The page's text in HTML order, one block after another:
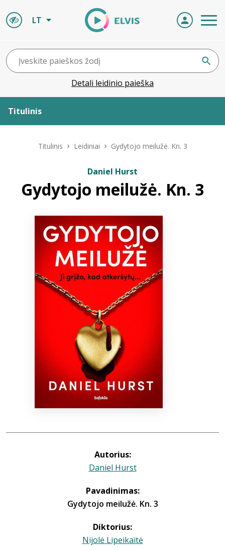
LT
Detali leidinio paieška
Titulinis
ELVIS atvyksta
Naujienos
Bibliotekoms
Titulinis Leidiniai Gydytojo meilužė. Kn. 3
Daniel Hurst
Gydytojo meilužė. Kn. 3
Autorius:
Daniel Hurst
Pavadinimas:
Gydytojo meilužė. Kn. 3
Diktorius:
Nijolė Lipeikaitė